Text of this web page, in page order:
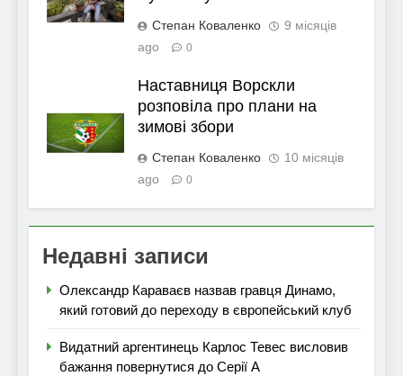
Степан Коваленко
9 місяців
ago
0
Наставниця Ворскли
розповіла про плани на
зимові збори
Степан Коваленко
10 місяців
ago
0
Недавні записи
Олександр Караваєв назвав гравця Динамо,
який готовий до переходу в європейський клуб
Видатний аргентинець Карлос Тевес висловив
бажання повернутися до Серії А